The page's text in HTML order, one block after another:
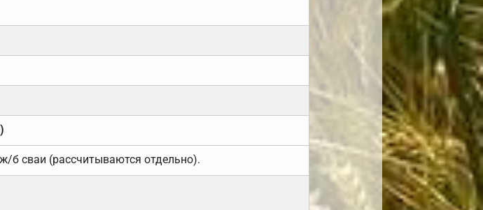
б сваи (рассчитываются отдельно).